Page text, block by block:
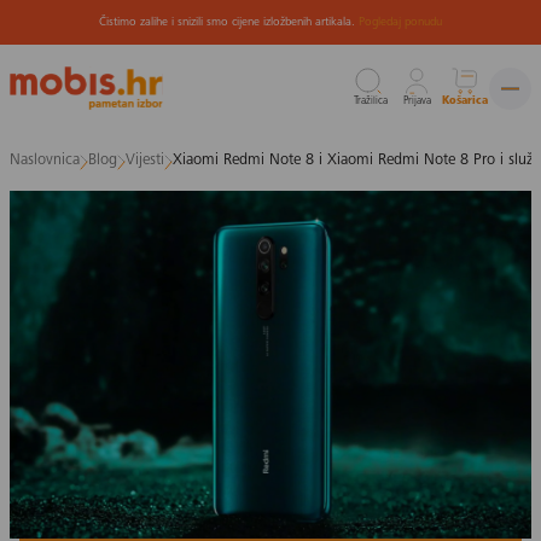
na
sadržaj
Čistimo zalihe i snizili smo cijene izložbenih artikala. Pogledaj ponudu
Tražilica Prijava Košarica
Naslovnica Blog Vijesti Xiaomi Redmi Note 8 i Xiaomi Redmi Note 8 Pro i